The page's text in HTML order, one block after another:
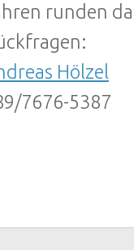
runden
Hölzel
7676-5387